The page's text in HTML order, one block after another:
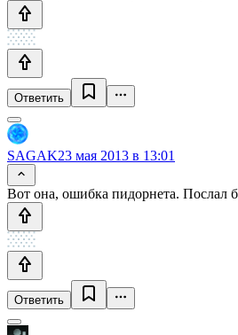
Ответить
SAGAK23 мая 2013 в 13:01
Вот она, ошибка пидорнета. Послал
Ответить